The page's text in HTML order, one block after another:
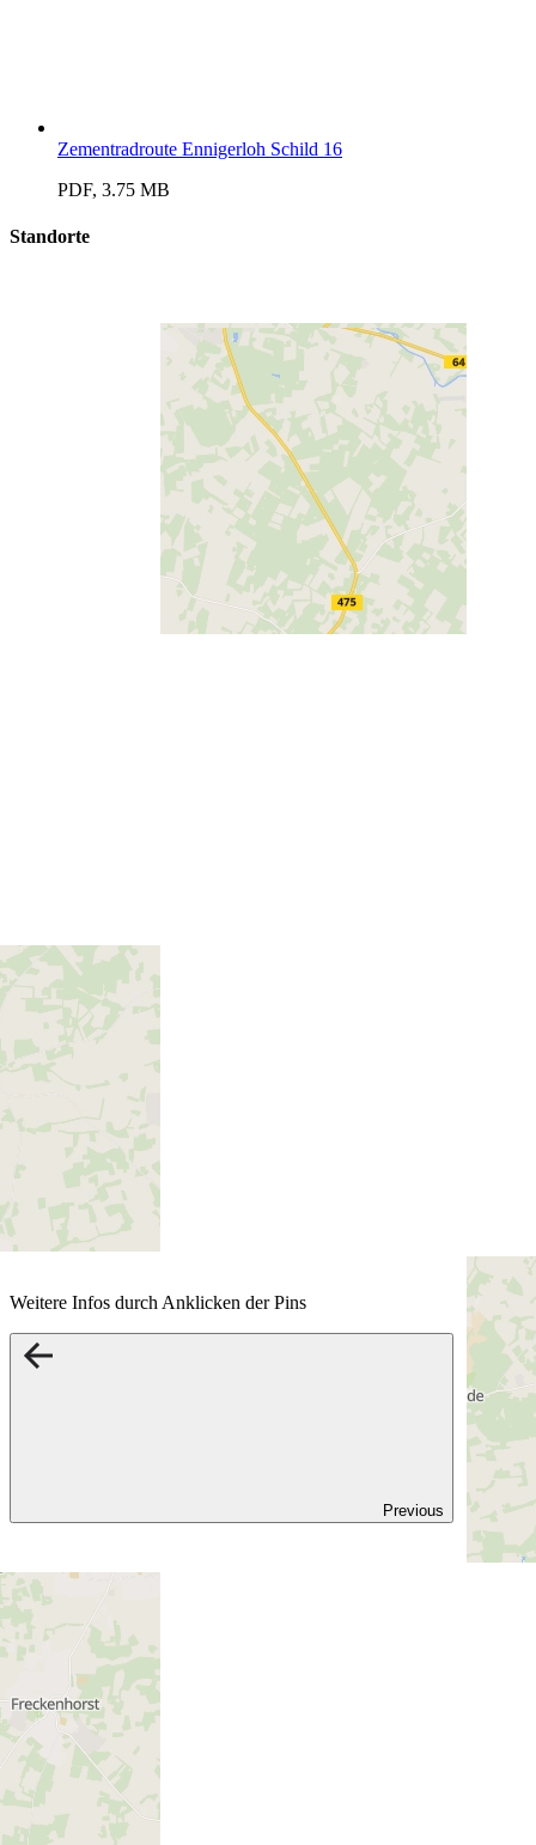
Zementradroute Ennigerloh Schild 16
PDF, 3.75 MB
Standorte
Weitere Infos durch Anklicken der Pins
Previous